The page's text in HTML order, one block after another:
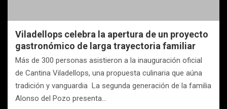
Viladellops celebra la apertura de un proyecto
gastronómico de larga trayectoria familiar
Más de 300 personas asistieron a la inauguración oficial
de Cantina Viladellops, una propuesta culinaria que aúna
tradición y vanguardia La segunda generación de la familia
Alonso del Pozo presenta…